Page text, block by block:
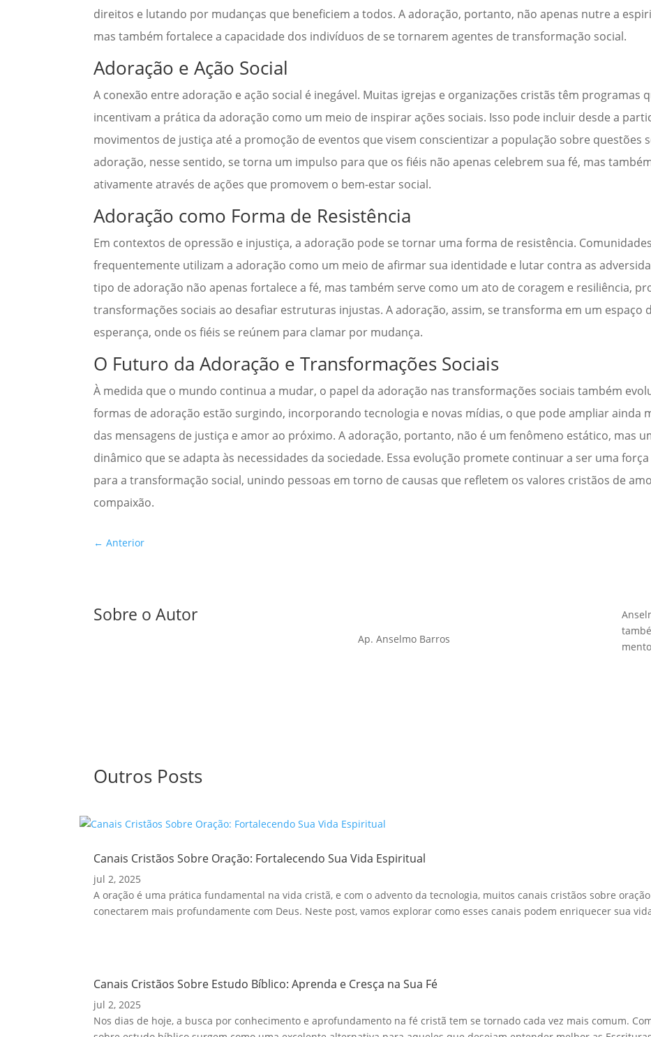
direitos e lutando por mudanças que beneficiem a todos. A adoração, portanto, não apenas nutre a
mas também fortalece a capacidade dos indivíduos de se tornarem agentes de transformação social.
Adoração e Ação Social
A conexão entre adoração e ação social é inegável. Muitas igrejas e organizações cristãs têm programas
incentivam a prática da adoração como um meio de inspirar ações sociais. Isso pode incluir desde a
movimentos de justiça até a promoção de eventos que visem conscientizar a população sobre questões
adoração, nesse sentido, se torna um impulso para que os fiéis não apenas celebrem sua fé, mas
ativamente através de ações que promovem o bem-estar social.
Adoração como Forma de Resistência
Em contextos de opressão e injustiça, a adoração pode se tornar uma forma de resistência.
frequentemente utilizam a adoração como um meio de afirmar sua identidade e lutar contra as
tipo de adoração não apenas fortalece a fé, mas também serve como um ato de coragem e resiliência,
transformações sociais ao desafiar estruturas injustas. A adoração, assim, se transforma em um espaço
esperança, onde os fiéis se reúnem para clamar por mudança.
O Futuro da Adoração e Transformações Sociais
À medida que o mundo continua a mudar, o papel da adoração nas transformações sociais também
formas de adoração estão surgindo, incorporando tecnologia e novas mídias, o que pode ampliar ainda
das mensagens de justiça e amor ao próximo. A adoração, portanto, não é um fenômeno estático, mas
dinâmico que se adapta às necessidades da sociedade. Essa evolução promete continuar a ser uma
para a transformação social, unindo pessoas em torno de causas que refletem os valores cristãos de
compaixão.
←Anterior
Sobre o Autor
Ap. Anselmo Barros
Outros Posts
Canais Cristãos Sobre Oração: Fortalecendo Sua Vida Espiritual
jul 2, 2025
A oração é uma prática fundamental na vida cristã, e com o advento da tecnologia, muitos canais cristãos sobre
conectarem mais profundamente com Deus. Neste post, vamos explorar como esses canais podem enriquecer sua
Canais Cristãos Sobre Estudo Bíblico: Aprenda e Cresça na Sua Fé
jul 2, 2025
Nos dias de hoje, a busca por conhecimento e aprofundamento na fé cristã tem se tornado cada vez mais comum.